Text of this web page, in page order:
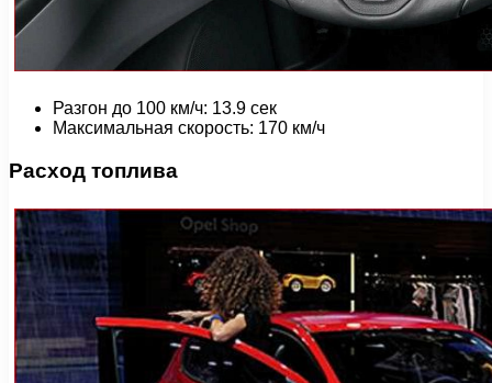
Разгон до 100 км/ч: 13.9 сек
Максимальная скорость: 170 км/ч
Расход топлива